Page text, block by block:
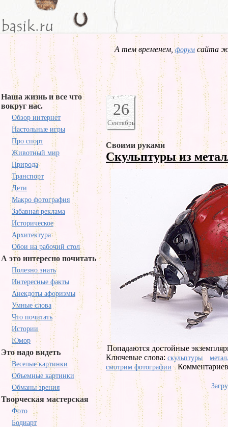
А тем временем,форум сайта
Наша жизнь и все что
вокруг нас.
Обзор интернет
Настольные игры
Про спорт
Животный мир
Природа
Транспорт
Дети
Макро фотография
Забавная реклама
Историческое
Архитектура
Обои на рабочий стол
А это интересно почитать
Полезно знать
Интересные факты
Анекдоты афоризмы
Умные слова
Что почитать
Истории
Юмор
Это надо видеть
Веселые картинки
Объемные картинки
Обманы зрения
Творческая мастерская
Фото
Бодиарт
26
Сентябрь
Своими руками
Скульптуры из
Попадаются достойные
Ключевые слова: скульптуры
смотрим фотографии